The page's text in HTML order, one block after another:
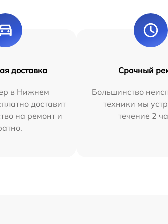
доставка
в Нижнем
доставит
на ремонт и
Срочный
Большинство
техники мы
течение 2